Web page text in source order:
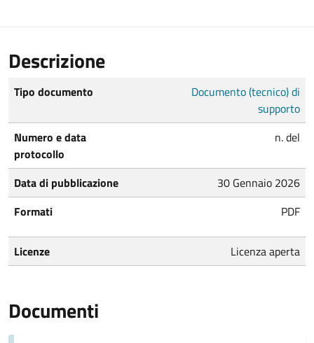
Descrizione
Tipo documento
Documento (tecnico) di
supporto
Numero e data
protocollo
n. del
Data di pubblicazione
30 Gennaio 2026
Formati
PDF
Licenze Licenza aperta
Documenti